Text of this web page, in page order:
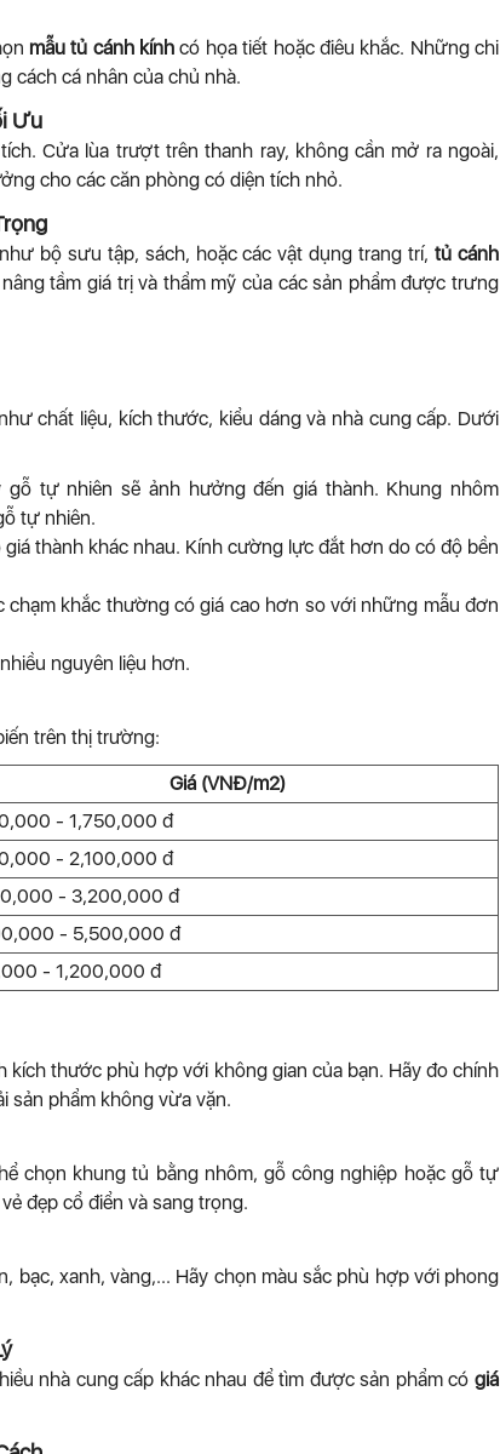
mẫu tủ cánh kính có họa tiết hoặc điêu khắc. Những chi
cách cá nhân của chủ nhà.
Ưu
Cửa lùa trượt trên thanh ray, không cần mở ra ngoài,
cho các căn phòng có diện tích nhỏ.
bộ sưu tập, sách, hoặc các vật dụng trang trí,tủ cánh
tầm giá trị và thẩm mỹ của các sản phẩm được trưng
chất liệu, kích thước, kiểu dáng và nhà cung cấp. Dưới
gỗ tự nhiên sẽ ảnh hưởng đến giá thành. Khung nhôm
tự nhiên.
thành khác nhau. Kính cường lực đắt hơn do có độ bền
chạm khắc thường có giá cao hơn so với những mẫu đơn
nguyên liệu hơn.
trên thị trường:
Giá (VNĐ/m2)
- 1,750,000 đ
- 2,100,000 đ
- 3,200,000 đ
- 5,500,000 đ
- 1,200,000 đ
kích thước phù hợp với không gian của bạn. Hãy đo chính
sản phẩm không vừa vặn.
chọn khung tủ bằng nhôm, gỗ công nghiệp hoặc gỗ tự
đẹp cổ điển và sang trọng.
bạc, xanh, vàng,... Hãy chọn màu sắc phù hợp với phong
nhà cung cấp khác nhau để tìm được sản phẩm có giá